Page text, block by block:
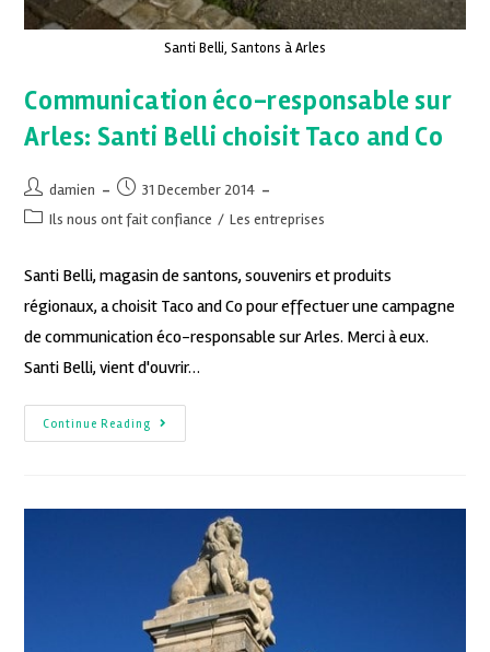
Santi Belli, Santons à Arles
Communication éco-responsable sur
Arles: Santi Belli choisit Taco and Co
damien
31 December 2014
Ils nous ont fait confiance / Les entreprises
Santi Belli, magasin de santons, souvenirs et produits
régionaux, a choisit Taco and Co pour effectuer une campagne
de communication éco-responsable sur Arles. Merci à eux.
Santi Belli, vient d'ouvrir…
Continue Reading